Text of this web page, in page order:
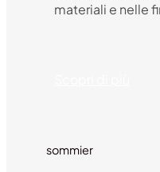
materiali e nelle
sommier